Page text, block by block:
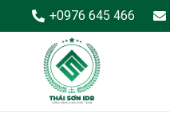
+0976 645 466